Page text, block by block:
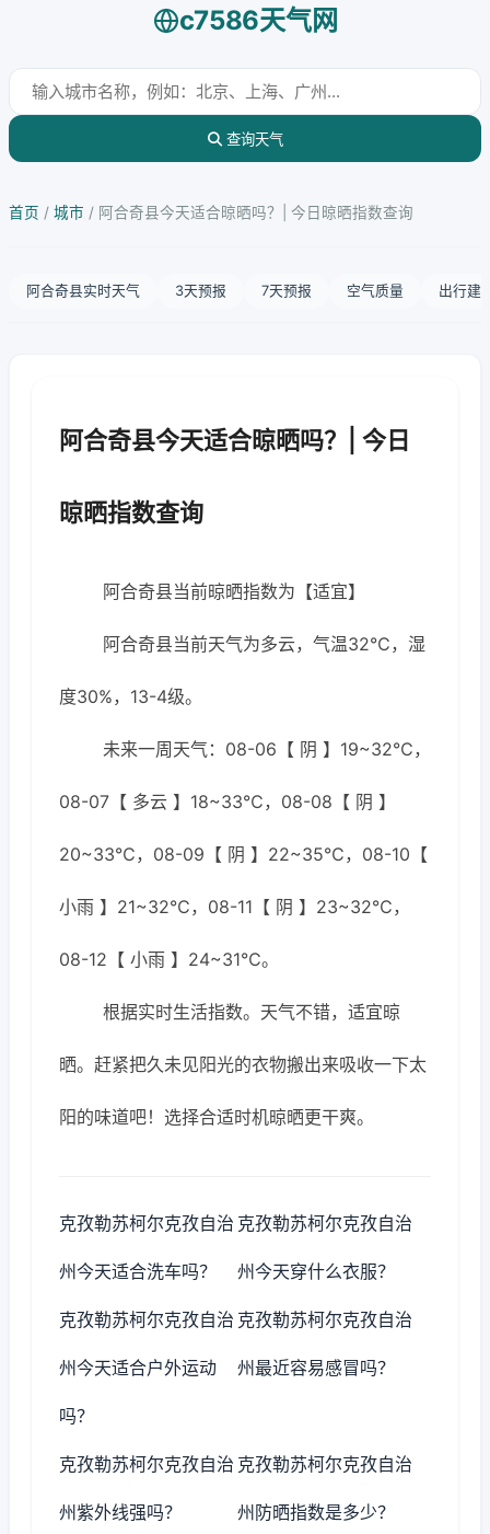
c7586天气网
查询天气
首页 / 城市 / 阿合奇县今天适合晾晒吗？| 今日晾晒指数查询
阿合奇县实时天气 3天预报 7天预报 空气质量 出行建
阿合奇县今天适合晾晒吗？| 今日
晾晒指数查询
阿合奇县当前晾晒指数为【适宜】
阿合奇县当前天气为多云，气温32℃，湿
度30%，13-4级。
未来一周天气：08-06【 阴 】19~32℃，
08-07【 多云 】18~33℃，08-08【 阴 】
20~33℃，08-09【 阴 】22~35℃，08-10【
小雨 】21~32℃，08-11【 阴 】23~32℃，
08-12【 小雨 】24~31℃。
根据实时生活指数。天气不错，适宜晾
晒。赶紧把久未见阳光的衣物搬出来吸收一下太
阳的味道吧！选择合适时机晾晒更干爽。
克孜勒苏柯尔克孜自治
州今天适合洗车吗？
克孜勒苏柯尔克孜自治
州今天穿什么衣服？
克孜勒苏柯尔克孜自治
州今天适合户外运动
吗？
克孜勒苏柯尔克孜自治
州最近容易感冒吗？
克孜勒苏柯尔克孜自治
州紫外线强吗？
克孜勒苏柯尔克孜自治
州防晒指数是多少？